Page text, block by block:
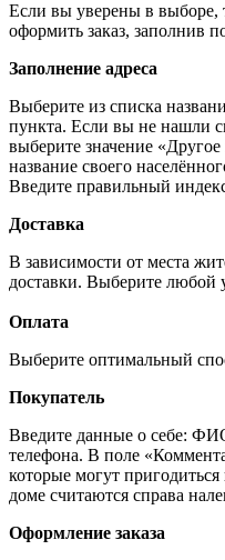
Если вы уверены в выборе,
оформить заказ, заполнив
Заполнение адреса
Выберите из списка
пункта. Если вы не нашли
выберите значение
название своего
Введите правильный
Доставка
В зависимости от места
доставки. Выберите любой
Оплата
Выберите оптимальный
Покупатель
Введите данные о себе:
телефона. В поле
которые могут
доме считаются справа
Оформление заказа